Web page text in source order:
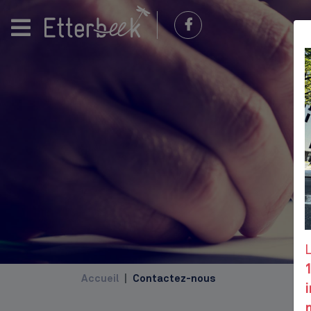
Accueil Contactez-nous